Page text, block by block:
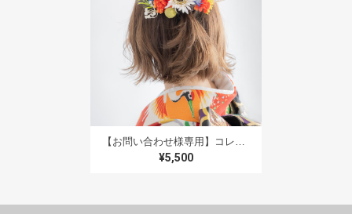
2023/12/08
無事に届きました。 一目惚れした通りかわいくて😍 うに
ゃ〜ん❤️っとなってしまいます こちらの要望にも丁寧か
つ迅速に対応して頂きまして、ありがとうございました
スタッフ様のメッセージの心遣いとても嬉しかったです
娘が嫁ぐ一抹の淋しさはありますが 晴れ姿を見るのも楽
しみです😌 後の使い道を思案しておりましたので、イン
テリアとして新居に飾る事を提案しました。 きっと彩り
¥5,500